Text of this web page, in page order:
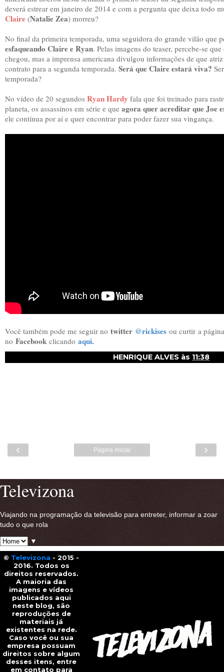
deverá estrear em janeiro de 2014 e com a pergunta que deixa todo
Claire (Natalie Zea) morreu?
No final da primeira temporada, uma seguidora do grande vilão que
esfaqueando Claire e Ryan. Pelas imagens do teaser, percebe-se
chegou, mas a imprensa americana divulgou informações de que
contrato para a segunda temporada. Será que Claire estará viva?
temporada?
No vídeo de 20 segundos Ryan Hardy fala que foi treinado para
planeta, os assassinos em série e que agora quer acreditar que Joe
ele contínua por aí e quer encontrar para poder fazer sua vingança.
Você também pode me seguir no twitter @rickises ou curtir a
no Facebook clicando aqui.
HENRIQUE ALVES às 11:38
‹ ›
Página inicial
Televizona
Viajando na programação da televisão para entreter, informar a zoar
tudo o que rola
▼
© Televizona - 2015 -
2016. Todos os
direitos reservados.
A maioria das
imagens e vídeos
publicados aqui
neste blog, são
reproduções de
materiais já
existentes na rede.
Caso você ou sua
empresa possuam
direitos sobre algum
desses itens, entre
em contato para